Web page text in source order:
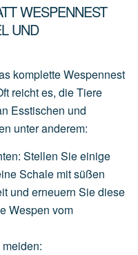
WESPENNEST
UND
komplette Wespennest
reicht es, die Tiere
Esstischen und
unter anderem:
: Stellen Sieeinige
Schale mitsüßen
und erneuern Siediese
Wespen vom
: